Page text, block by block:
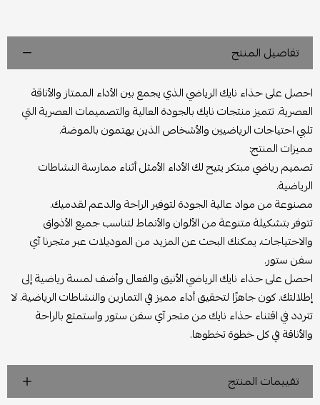
تفاصيل المنتج
احصل على حذاء نايك الرياضي الذي يجمع بين الأداء الممتاز والأناقة
العصرية. تتميز منتجات نايك بالجودة العالية والتصميمات العصرية التي
تلبي احتياجات الرياضيين والأشخاص الذين يهتمون بالموضة.
مميزات المنتج:
تصميم رياضي مبتكر يتيح لك الأداء الأمثل أثناء ممارسة النشاطات
الرياضية.
مصنوعة من مواد عالية الجودة لتوفير الراحة والدعم لقدميك.
تتوفر بتشكيلة متنوعة من الألوان والأنماط لتناسب جميع الأذواق
والاحتياجات، يمكنك البحث عن المزيد من الموديلات عبر متجرنا آي
سفن ستور.
احصل على حذاء نايك الرياضي الأنيق والفعال وأضف لمسة رياضية إلى
إطلالتك. كون جاهزًا لتحقيق أداء مميز في التمارين والنشاطات الرياضية. لا
تتردد في اقتناء حذاء نايك من متجر آي سفن ستور واستمتع بالراحة
والأناقة في كل خطوة تخطوها.
تقييمات المنتج